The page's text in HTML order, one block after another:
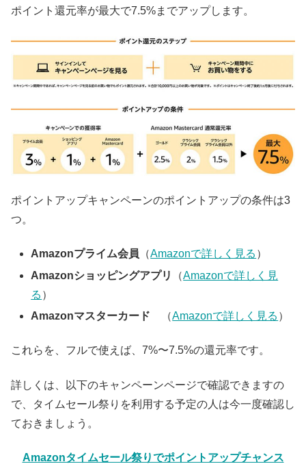
ポイント還元率が最大で7.5%までアップします。
ポイントアップキャンペーンのポイントアップの条件は3
つ。
Amazonプライム会員 （Amazonで詳しく見る ）
Amazonショッピングアプリ
（Amazonで詳しく見
る ）
Amazonマスターカード （Amazonで詳しく見る ）
これらを、フルで使えば、7%〜7.5%の還元率です。
詳しくは、以下のキャンペーンページで確認できますの
で、タイムセール祭りを利用する予定の人は今一度確認し
ておきましょう。
Amazonタイムセール祭りでポイントアップチャンス